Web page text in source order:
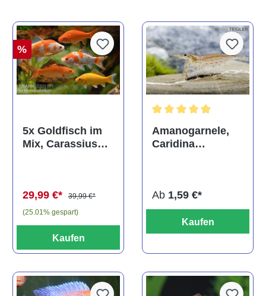
%
5x Goldfisch im
Mix, Carassius
29,99 €*
39,99 €*
(25.01% gespart)
Kaufen
Amanogarnele,
Caridina
Ab 1,59 €*
Kaufen